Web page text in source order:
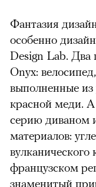
Фантазия
особенно
Design Lab. Два
Onyx:
выполненные из
красной меди.
серию диваном
материалов:
французском
знаменитый